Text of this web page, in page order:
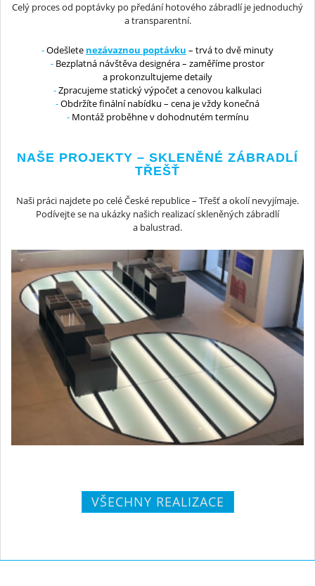
Celý proces od poptávky po předání hotového zábradlí je jednoduchý
a transparentní.
Odešlete nezávaznou poptávku – trvá to dvě minuty
Bezplatná návštěva designéra – zaměříme prostor
a prokonzultujeme detaily
Zpracujeme statický výpočet a cenovou kalkulaci
Obdržíte finální nabídku – cena je vždy konečná
Montáž proběhne v dohodnutém termínu
NAŠE PROJEKTY – SKLENĚNÉ ZÁBRADLÍ
TŘEŠŤ
Naši práci najdete po celé České republice – Třešť a okolí nevyjímaje.
Podívejte se na ukázky našich realizací skleněných zábradlí
a balustrad.
VŠECHNY REALIZACE